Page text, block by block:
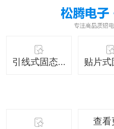
引线式固态... 贴片式
查看